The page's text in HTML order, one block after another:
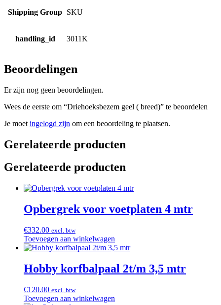
Shipping Group SKU
handling_id 3011K
Beoordelingen
Er zijn nog geen beoordelingen.
Wees de eerste om “Driehoeksbezem geel ( breed)” te beoordelen
Je moet ingelogd zijn om een beoordeling te plaatsen.
Gerelateerde producten
Gerelateerde producten
Opbergrek voor voetplaten 4 mtr
€332.00 excl. btw
Toevoegen aan winkelwagen
Hobby korfbalpaal 2t/m 3,5 mtr
€120.00 excl. btw
Toevoegen aan winkelwagen